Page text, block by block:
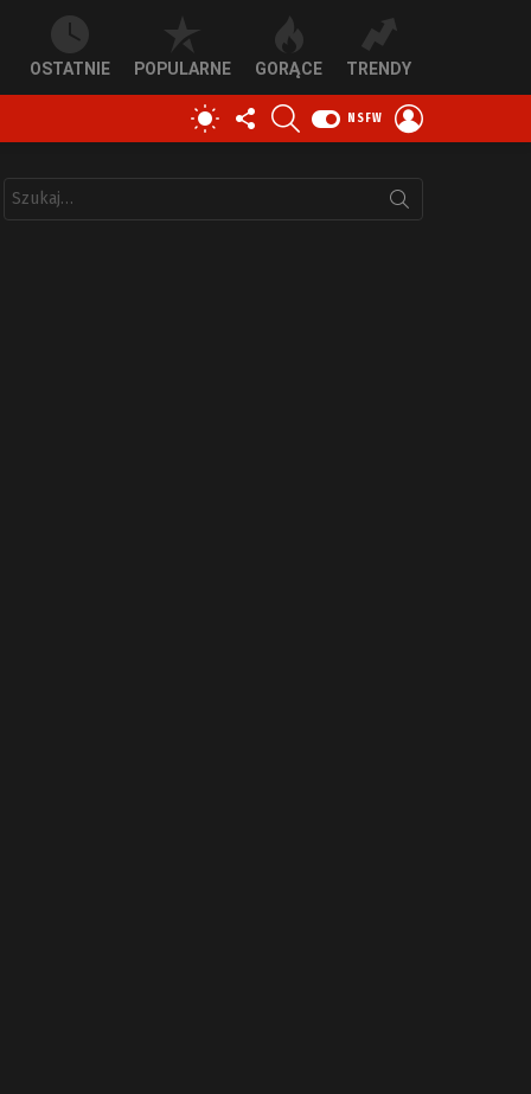
OSTATNIE POPULARNE GORĄCE TRENDY
PRZEŁĄCZ
SKÓRKĘ
OBSERWUJ
NAS
NSFW